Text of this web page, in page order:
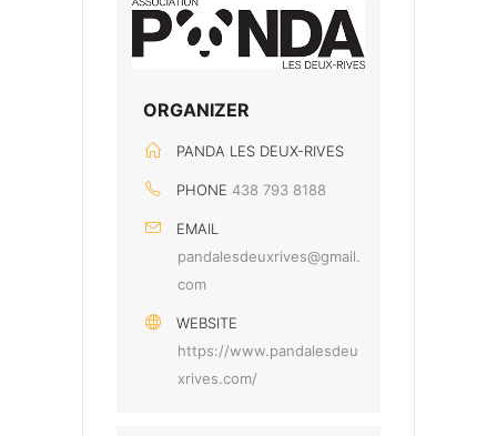
ORGANIZER
PANDA LES DEUX-RIVES
PHONE 438 793 8188
EMAIL
pandalesdeuxrives@gmail.
com
WEBSITE
https://www.pandalesdeu
xrives.com/